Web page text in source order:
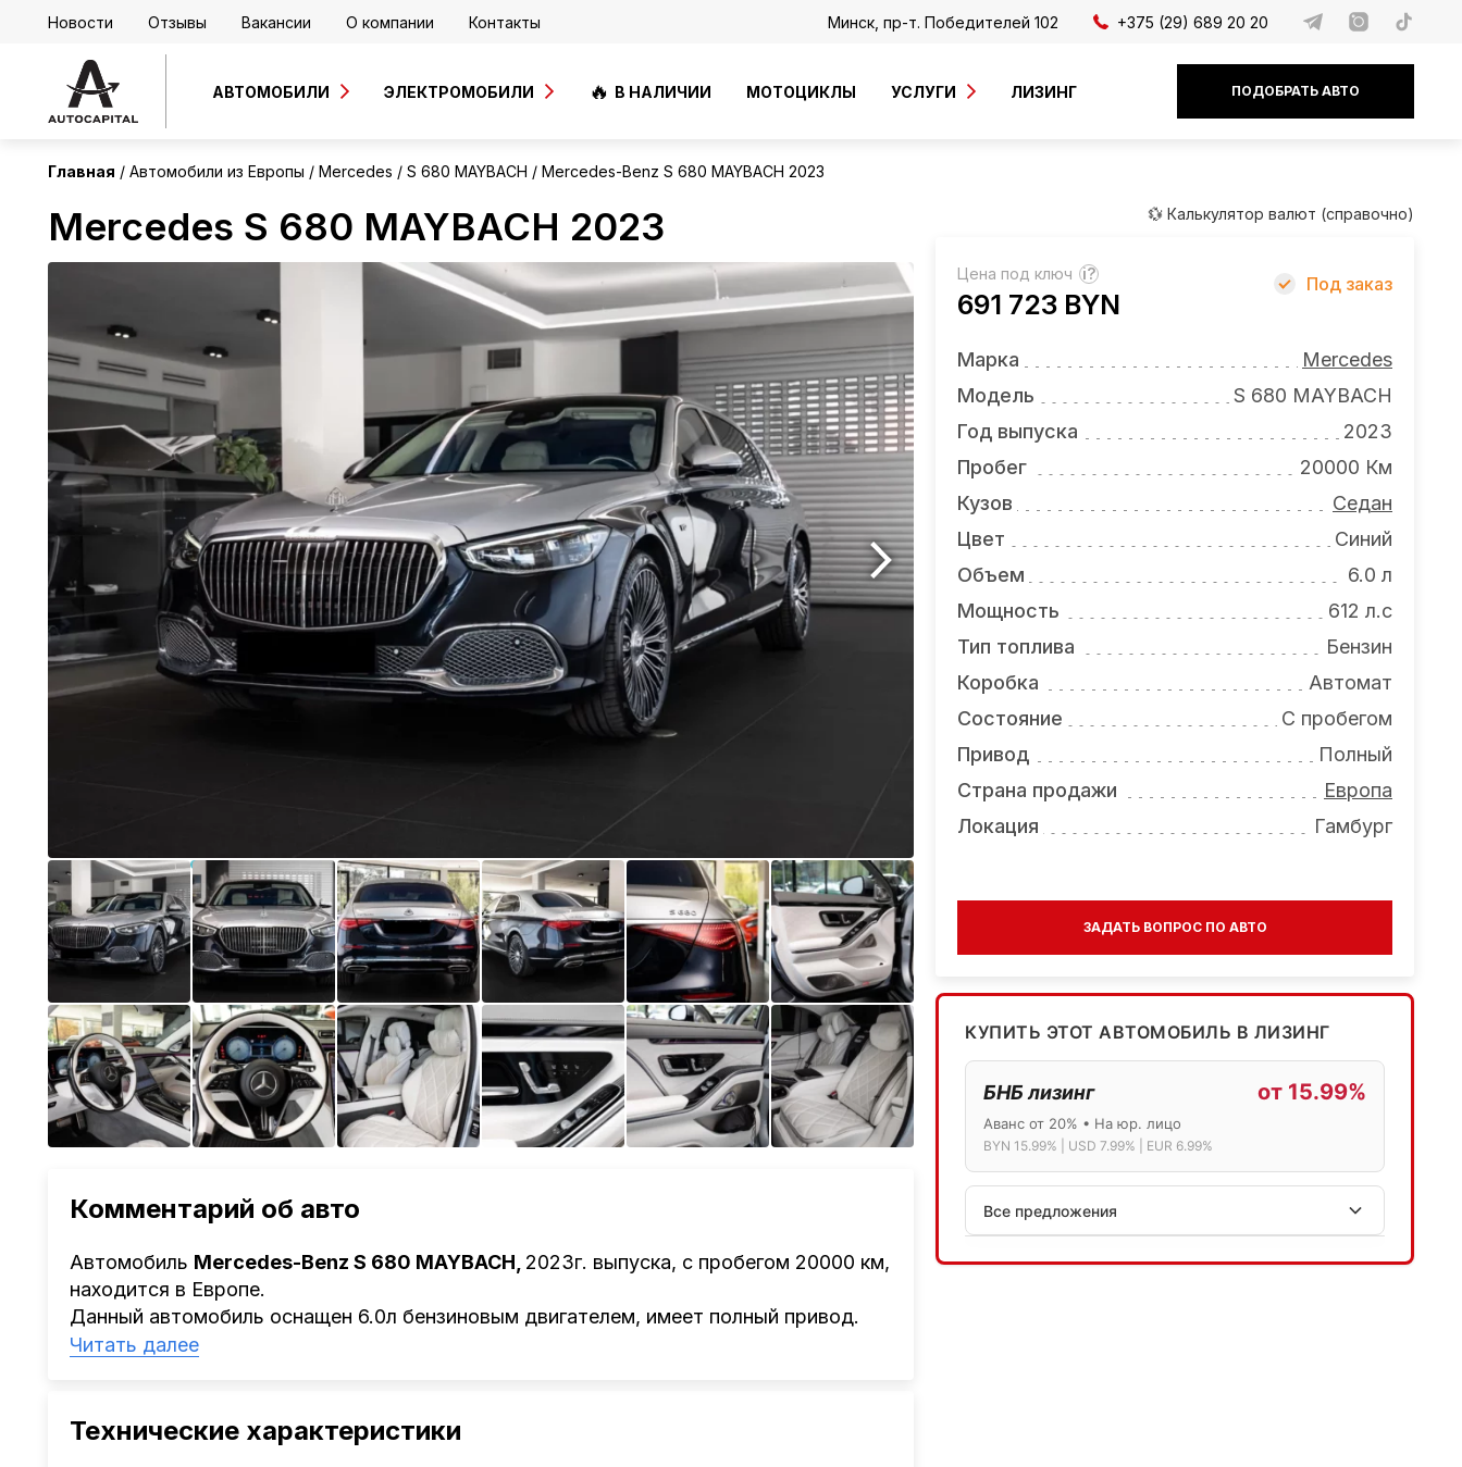
Новости Отзывы Вакансии О компании Контакты Минск, пр-т. Победителей 102 +375 (29) 689 20 20
АВТОМОБИЛИ ЭЛЕКТРОМОБИЛИ В НАЛИЧИИ МОТОЦИКЛЫ УСЛУГИ ЛИЗИНГ ПОДОБРАТЬ АВТО
Главная Автомобили из Европы Mercedes S 680 MAYBACH Mercedes-Benz S 680 MAYBACH 2023
Mercedes S 680 MAYBACH 2023
Европа
Комментарий об авто
Автомобиль Mercedes-Benz S 680 MAYBACH, 2023г. выпуска, с пробегом 20000 км,
находится в Европе.
Данный автомобиль оснащен 6.0л бензиновым двигателем, имеет полный привод.
Детальный расчёт Вы можете получить оставив заявку на нашем сайте или
Китая, Кореи, ОАЭ.
Мы оказываем полный спектр услуг: поиск авто, подбор авто согласно заявке,
Читать далее
Технические характеристики
💱 Калькулятор валют (справочно)
Цена под ключ ?
691 723 BYN
Под заказ
Марка
Mercedes
Модель
S 680 MAYBACH
Год выпуска
2023
Пробег
20000 Км
Кузов
Седан
Цвет
Синий
Объем
6.0 л
Мощность
612 л.с
Тип топлива
Бензин
Коробка
Автомат
Состояние
С пробегом
Привод
Полный
Страна продажи
Европа
Локация
Гамбург
ЗАДАТЬ ВОПРОС ПО АВТО
КУПИТЬ ЭТОТ АВТОМОБИЛЬ В ЛИЗИНГ
БНБ лизинг от 15.99%
Аванс от 20% • На юр. лицо
BYN 15.99% | USD 7.99% | EUR 6.99%
Все предложения
АСБ лизинг